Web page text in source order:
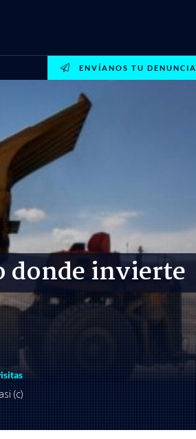
ENVÍANOS TU DENUNCIA
donde invierte
(c)